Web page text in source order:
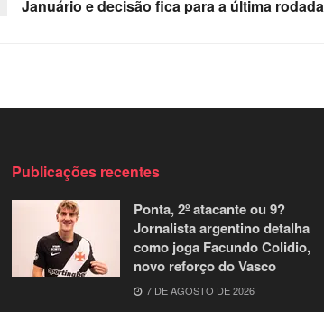
Januário e decisão fica para a última rodada
Publicações recentes
Ponta, 2º atacante ou 9?
Jornalista argentino detalha
como joga Facundo Colidio,
novo reforço do Vasco
7 DE AGOSTO DE 2026